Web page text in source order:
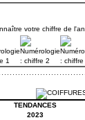
TENDANCES
2023